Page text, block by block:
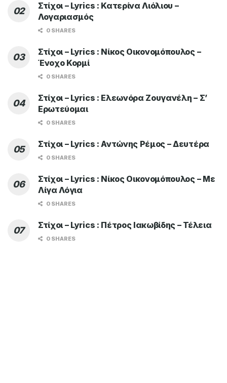
Στίχοι – Lyrics : Κατερίνα Λιόλιου –
Λογαριασμός
0 SHARES
Στίχοι – Lyrics : Νίκος Οικονομόπουλος –
Ένοχο Κορμί
0 SHARES
Στίχοι – Lyrics : Ελεωνόρα Ζουγανέλη – Σ’
Ερωτεύομαι
0 SHARES
Στίχοι – Lyrics : Αντώνης Ρέμος – Δευτέρα
0 SHARES
Στίχοι – Lyrics : Νίκος Οικονομόπουλος – Με
Λίγα Λόγια
0 SHARES
Στίχοι – Lyrics : Πέτρος Ιακωβίδης – Τέλεια
0 SHARES